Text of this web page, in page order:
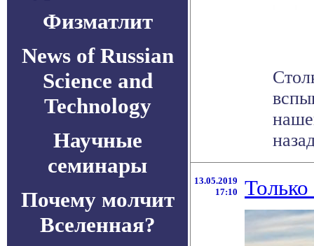
Физматлит
News of Russian
Science and
Technology
Научные
семинары
Почему молчит
Вселенная?
13.05.2019
17:10